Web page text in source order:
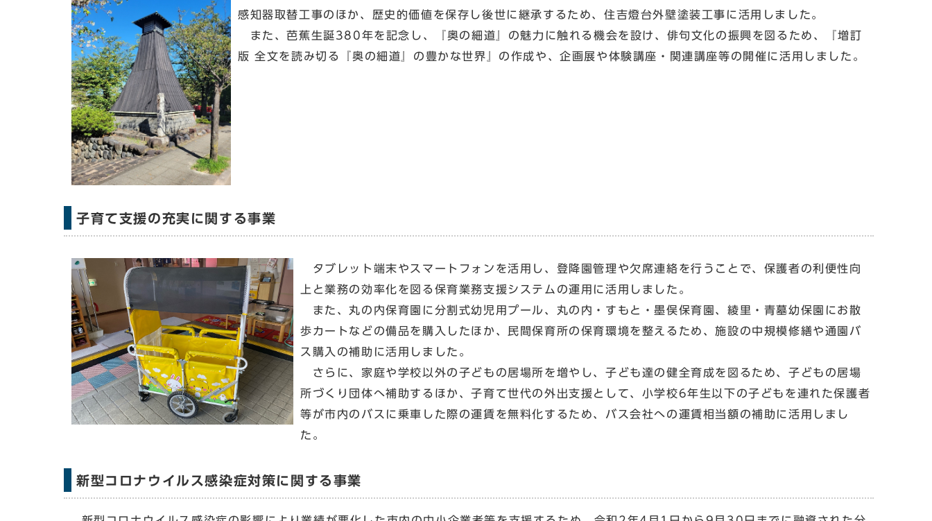
感知器取替工事のほか、歴史的価値を保存し後世に継承するため、住吉燈台外壁塗装工事に活用しました。
また、芭蕉生誕380年を記念し、『奥の細道』の魅力に触れる機会を設け、俳句文化の振興を図るため、『増訂
版 全文を読み切る『奥の細道』の豊かな世界』の作成や、企画展や体験講座・関連講座等の開催に活用しました。
子育て支援の充実に関する事業
タブレット端末やスマートフォンを活用し、登降園管理や欠席連絡を行うことで、保護者の利便性向
上と業務の効率化を図る保育業務支援システムの運用に活用しました。
また、丸の内保育園に分割式幼児用プール、丸の内・すもと・墨俣保育園、綾里・青墓幼保園にお散
歩カートなどの備品を購入したほか、民間保育所の保育環境を整えるため、施設の中規模修繕や通園バ
ス購入の補助に活用しました。
さらに、家庭や学校以外の子どもの居場所を増やし、子ども達の健全育成を図るため、子どもの居場
所づくり団体へ補助するほか、子育て世代の外出支援として、小学校6年生以下の子どもを連れた保護者
等が市内のバスに乗車した際の運賃を無料化するため、バス会社への運賃相当額の補助に活用しまし
た。
新型コロナウイルス感染症対策に関する事業